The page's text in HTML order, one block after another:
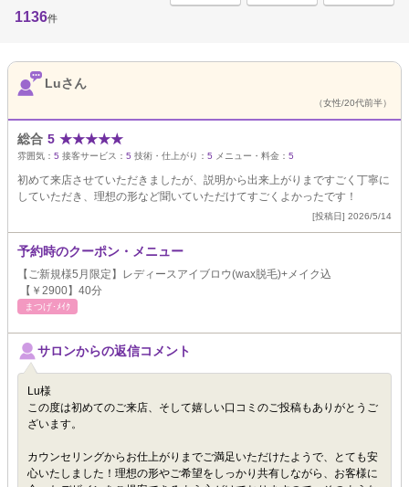
1136件
Luさん
（女性/20代前半）
総合 5 ★★★★★
雰囲気： 5 接客サービス： 5 技術・仕上がり： 5 メニュー・料金： 5
初めて来店させていただきましたが、説明から出来上がりまですごく丁寧に
していただき、理想の形など聞いていただけてすごくよかったです！
[投稿日] 2026/5/14
予約時のクーポン・メニュー
【ご新規様5月限定】レディースアイブロウ(wax脱毛)+メイク込
【￥2900】40分
まつげ･ﾒｲｸ
サロンからの返信コメント
Lu様
この度は初めてのご来店、そして嬉しい口コミのご投稿もありがとうご
ざいます。
カウンセリングからお仕上がりまでご満足いただけたようで、とても安
心いたしました！理想の形やご希望をしっかり共有しながら、お客様に